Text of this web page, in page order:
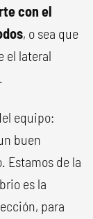
con el
, o sea que
el lateral
equipo:
buen
Estamos de la
es la
para